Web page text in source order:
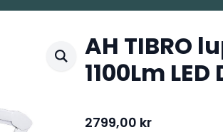
AH TIBRO
1100Lm LED
2799,00 kr